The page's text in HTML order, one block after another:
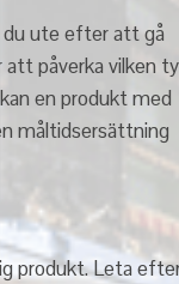
du ute efter att gå
påverka vilken
en produkt med
måltidsersättning
produkt. Leta